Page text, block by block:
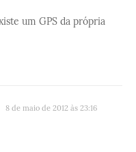
um GPS da própria
8 de maio de 2012 às 23:16